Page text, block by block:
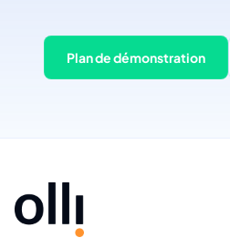
Plan de démonstration